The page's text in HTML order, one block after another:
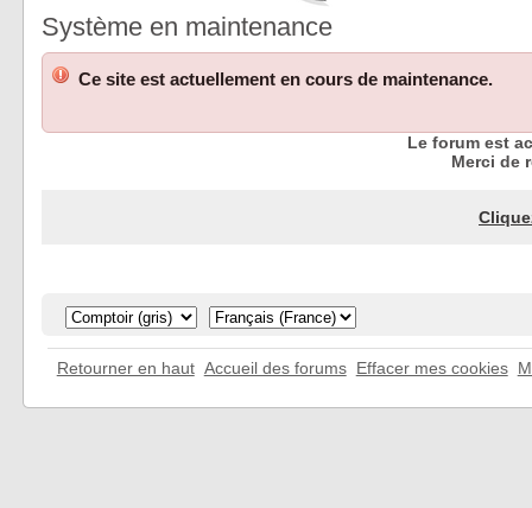
Système en maintenance
Ce site est actuellement en cours de maintenance.
Le forum est
Merci de
Retourner en haut Accueil des forums Effacer mes cookies